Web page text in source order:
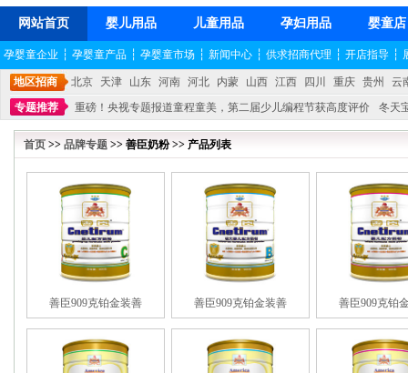
网站首页 婴儿用品 儿童用品 孕妇用品 婴童店
孕婴童企业 ┆ 孕婴童产品 ┆ 孕婴童市场 ┆ 新闻中心 ┆ 供求招商代理 ┆ 开店指导 ┆
地区招商 北京 天津 山东 河南 河北 内蒙 山西 江西 四川 重庆 贵州
云
专题推荐
重磅！央视专题报道童程童美，第二届少儿编程节获高度评价
冬天
不能再单纯地销售产品,而要向增强服务转型,毕竟母婴产品比较特殊。”
妇幼广场
首页 >> 品牌专题 >> 善臣奶粉 >> 产品列表
善臣909克铂金装善 善臣909克铂金装善 善臣909克铂